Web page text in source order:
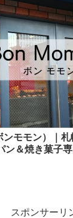
モモン）｜
ン＆焼き菓子
スポンサーリ